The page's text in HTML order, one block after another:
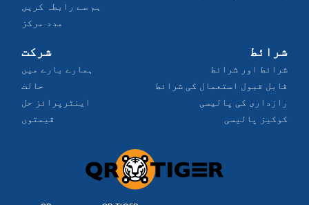
ہم سے رابطہ کریں
مدد مرکز
شرکت
ہمارے بارے میں
حالت
اینٹرپرائز حل
قیمتوں
شرائط
شرائط اور شرائط
قابل قبول استعمال کی شرائط
رازداری کی پالیسی
کوکیز پالیسی